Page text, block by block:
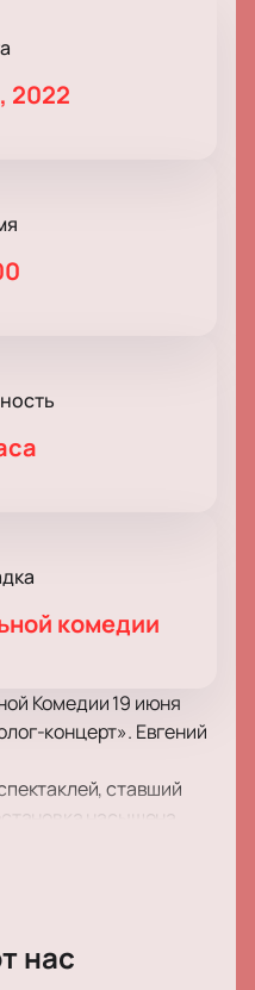
2022
комедии
Комедии 19 июня
концерт». Евгений
ставший
насыщена
оригинальными
и тени – все это
нас